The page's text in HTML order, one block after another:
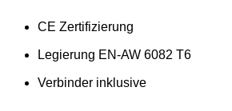
CE Zertifizierung
Legierung EN-AW 6082 T6
Verbinder inklusive